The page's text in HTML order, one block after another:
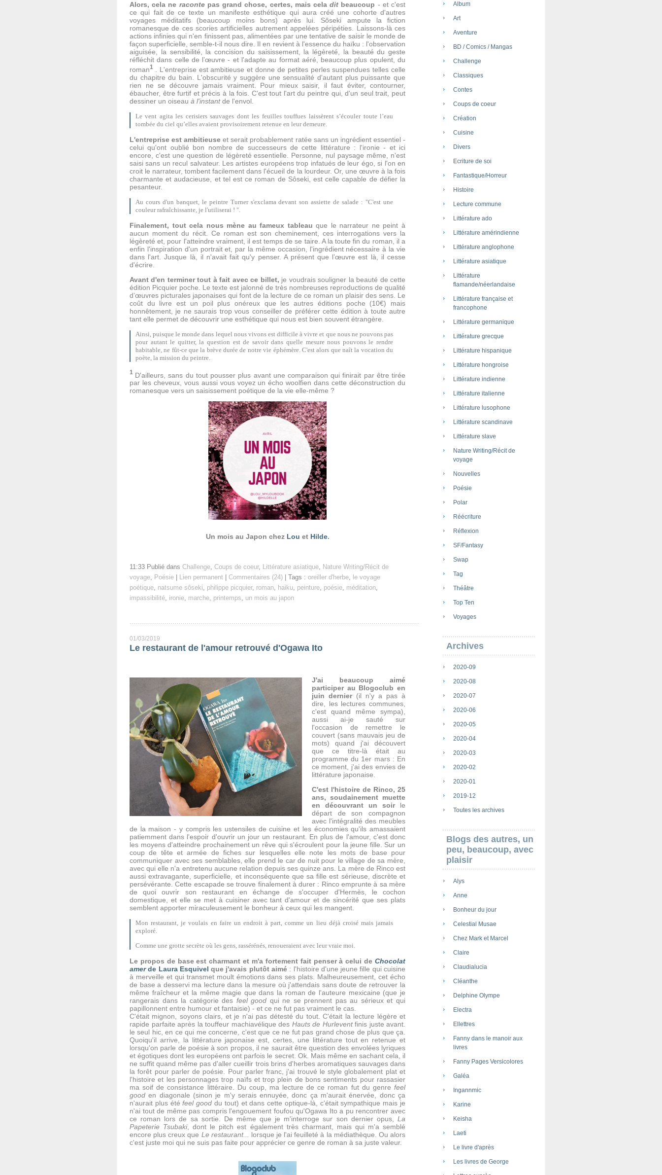
Album
Art
Aventure
BD / Comics / Mangas
Challenge
Classiques
Contes
Coups de coeur
Création
Cuisine
Divers
Ecriture de soi
Fantastique/Horreur
Histoire
Lecture commune
Littérature ado
Littérature amérindienne
Littérature anglophone
Littérature asiatique
Littérature
flamande/néerlandaise
Littérature française et
francophone
Littérature germanique
Littérature grecque
Littérature hispanique
Littérature hongroise
Littérature indienne
Littérature italienne
Littérature lusophone
Littérature scandinave
Littérature slave
Nature Writing/Récit de
voyage
Nouvelles
Poésie
Polar
Réécriture
Réflexion
SF/Fantasy
Swap
Tag
Théâtre
Top Ten
Voyages
Archives
2020-09
2020-08
2020-07
2020-06
2020-05
2020-04
2020-03
2020-02
2020-01
2019-12
Toutes les archives
Blogs des autres, un
peu, beaucoup, avec
plaisir
Alys
Anne
Bonheur du jour
Celestial Musae
Chez Mark et Marcel
Claire
Claudialucia
Cléanthe
Delphine Olympe
Electra
Ellettres
Fanny dans le manoir aux
livres
Fanny Pages Versicolores
Galéa
Ingannmic
Karine
Keisha
Laeti
Le livre d'après
Les livres de George
Alors, cela ne racontepas grand chose, certes, mais celadit beaucoup - et c'est
ce qui fait de ce texte un manifeste esthétique qui aura créé une cohorte d'autres
voyages méditatifs (beaucoup moins bons) après lui. Sôseki ampute la fiction
romanesque de ces scories artificielles autrement appelées péripéties. Laissons-là ces
actions infinies qui n'en finissent pas, alimentées par une tentative de saisir le monde de
façon superficielle, semble-t-il nous dire. Il en revient à l'essence du haïku : l'observation
aiguisée, la sensibilité, la concision du saisissement, la légèreté, la beauté du geste
réfléchit dans celle de l’œuvre - et l'adapte au format aéré, beaucoup plus opulent, du
roman1
. L'entreprise est ambitieuse et donne de petites perles suspendues telles celle
du chapitre du bain. L'obscurité y suggère une sensualité d'autant plus puissante que
rien ne se découvre jamais vraiment. Pour mieux saisir, il faut éviter, contourner,
ébaucher, être furtif et précis à la fois. C'est tout l'art du peintre qui, d'un seul trait, peut
dessiner un oiseau à l'instantde l'envol.
Le vent agita les cerisiers sauvages dont les feuilles touffues laissèrent s’écouler toute l’eau
tombée du ciel qu’elles avaient provisoirement retenue en leur demeure.
L'entreprise est ambitieuse et serait probablement ratée sans un ingrédient essentiel -
celui qu'ont oublié bon nombre de successeurs de cette littérature : l'ironie - et ici
encore, c'est une question de légèreté essentielle. Personne, nul paysage même, n'est
saisi sans un recul salvateur. Les artistes européens trop infatués de leur égo, si l'on en
croit le narrateur, tombent facilement dans l'écueil de la lourdeur. Or, une œuvre à la fois
charmante et audacieuse, et tel est ce roman de Sôseki, est celle capable de défier la
pesanteur.
Au cours d'un banquet, le peintre Turner s'exclama devant son assiette de salade : "C'est une
couleur rafraîchissante, je l'utiliserai ! ".
Finalement, tout cela nous mène au fameux tableau que le narrateur ne peint à
aucun moment du récit. Ce roman est son cheminement, ces interrogations vers la
légèreté et, pour l'atteindre vraiment, il est temps de se taire. A la toute fin du roman, il a
enfin l'inspiration d'un portrait et, par la même occasion, l'ingrédient nécessaire à la vie
dans l'art. Jusque là, il n'avait fait qu'y penser. A présent que l’œuvre est là, il cesse
d'écrire.
Avant d'en terminer tout à fait avec ce billet, je voudrais souligner la beauté de cette
édition Picquier poche. Le texte est jalonné de très nombreuses reproductions de qualité
d’œuvres picturales japonaises qui font de la lecture de ce roman un plaisir des sens. Le
coût du livre est un poil plus onéreux que les autres éditions poche (10€) mais
honnêtement, je ne saurais trop vous conseiller de préférer cette édition à toute autre
tant elle permet de découvrir une esthétique qui nous est bien souvent étrangère.
Ainsi, puisque le monde dans lequel nous vivons est difficile à vivre et que nous ne pouvons pas
pour autant le quitter, la question est de savoir dans quelle mesure nous pouvons le rendre
habitable, ne fût-ce que la brève durée de notre vie éphémère. C'est alors que naît la vocation du
poète, la mission du peintre.
1 D'ailleurs, sans du tout pousser plus avant une comparaison qui finirait par être tirée
par les cheveux, vous aussi vous voyez un écho woolfien dans cette déconstruction du
romanesque vers un saisissement poétique de la vie elle-même ?
Un mois au Japon chez Lou et Hilde.
11:33 Publié dans Challenge, Coups de coeur, Littérature asiatique, Nature Writing/Récit de
voyage, Poésie Lien permanent Commentaires (24) | Tags : oreiller d'herbe, le voyage
poétique, natsume sôseki, philippe picquier, roman, haiku, peinture, poésie, méditation,
impassibilité, ironie, marche, printemps, un mois au japon
01/03/2019
Le restaurant de l'amour retrouvé d'Ogawa Ito
J'ai beaucoup aimé
participer au Blogoclub en
juin dernier(il n'y a pas à
dire, les lectures communes,
c'est quand même sympa),
aussi ai-je sauté sur
l'occasion de remettre le
couvert (sans mauvais jeu de
mots) quand j'ai découvert
que ce titre-là était au
programme du 1er mars : En
ce moment, j'ai des envies de
littérature japonaise.
C'est l'histoire de Rinco, 25
ans, soudainement muette
en découvrant un soir le
départ de son compagnon
avec l'intégralité des meubles
de la maison - y compris les ustensiles de cuisine et les économies qu'ils amassaient
patiemment dans l'espoir d'ouvrir un jour un restaurant. En plus de l'amour, c'est donc
les moyens d'atteindre prochainement un rêve qui s'écroulent pour la jeune fille. Sur un
coup de tête et armée de fiches sur lesquelles elle note les mots de base pour
communiquer avec ses semblables, elle prend le car de nuit pour le village de sa mère,
avec qui elle n'a entretenu aucune relation depuis ses quinze ans. La mère de Rinco est
aussi extravagante, superficielle, et inconséquente que sa fille est sérieuse, discrète et
persévérante. Cette escapade se trouve finalement à durer : Rinco emprunte à sa mère
de quoi ouvrir son restaurant en échange de s'occuper d'Hermès, le cochon
domestique, et elle se met à cuisiner avec tant d'amour et de sincérité que ses plats
semblent apporter miraculeusement le bonheur à ceux qui les mangent.
Mon restaurant, je voulais en faire un endroit à part, comme un lieu déjà croisé mais jamais
exploré.
Comme une grotte secrète où les gens, rassérénés, renoueraient avec leur vraie moi.
Le propos de base est charmant et m'a fortement fait penser à celui de Chocolat
amerde Laura Esquivel que j'avais plutôt aimé : l'histoire d'une jeune fille qui cuisine
à merveille et qui transmet moult émotions dans ses plats. Malheureusement, cet écho
de base a desservi ma lecture dans la mesure où j'attendais sans doute de retrouver la
même fraîcheur et la même magie que dans la roman de l'auteure mexicaine (que je
rangerais dans la catégorie des feel good qui ne se prennent pas au sérieux et qui
papillonnent entre humour et fantaisie) - et ce ne fut pas vraiment le cas.
C'était mignon, soyons clairs, et je n'ai pas détesté du tout. C'était la lecture légère et
rapide parfaite après la touffeur machiavélique des Hauts de Hurleventfinis juste avant.
le seul hic, en ce qui me concerne, c'est que ce ne fut pas grand chose de plus que ça.
Quoiqu'il arrive, la littérature japonaise est, certes, une littérature tout en retenue et
lorsqu'on parle de poésie à son propos, il ne saurait être question des envolées lyriques
et égotiques dont les européens ont parfois le secret. Ok. Mais même en sachant cela, il
ne suffit quand même pas d'aller cueillir trois brins d'herbes aromatiques sauvages dans
la forêt pour parler de poésie. Pour parler franc, j'ai trouvé le style globalement plat et
l'histoire et les personnages trop naïfs et trop plein de bons sentiments pour rassasier
ma soif de consistance littéraire. Du coup, ma lecture de ce roman fut du genre feel
good en diagonale (sinon je m'y serais ennuyée, donc ça m'aurait énervée, donc ça
n'aurait plus étéfeel good du tout) et dans cette optique-là, c'était sympathique mais je
n'ai tout de même pas compris l'engouement foufou qu'Ogawa Ito a pu rencontrer avec
ce roman lors de sa sortie. De même que je m'interroge sur son dernier opus, La
Papeterie Tsubaki, dont le pitch est également très charmant, mais qui m'a semblé
encore plus creux que Le restaurant... lorsque je l'ai feuilleté à la médiathèque. Ou alors
c'est juste moi qui ne suis pas faite pour apprécier ce genre de roman à sa juste valeur.